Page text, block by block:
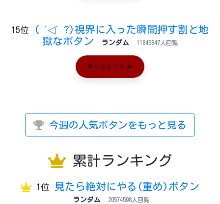
15位
( ˙◁˙ ?)視界に入った瞬間押す割と地
獄なボタン
ランダム 11845847人回覧
押しなさいな★
今週の人気ボタンをもっと見る
累計ランキング
1位 見たら絶対にやる(重め)ボタン
ランダム 20574598人回覧